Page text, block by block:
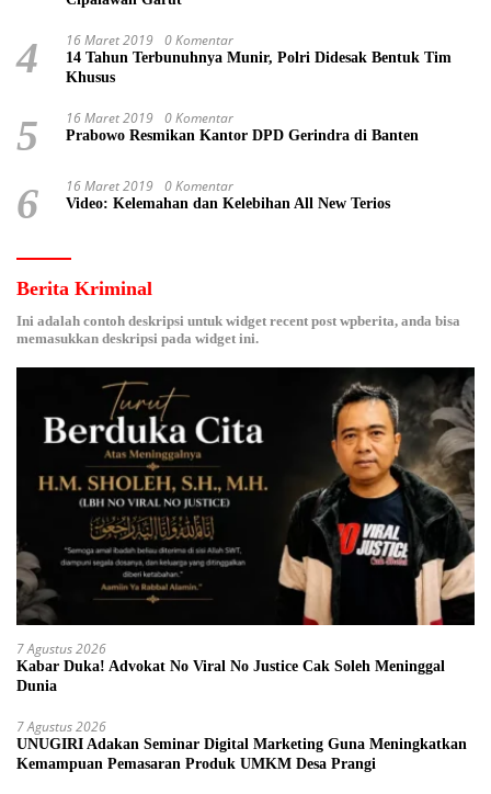
4 16 Maret 2019 0 Komentar
14 Tahun Terbunuhnya Munir, Polri Didesak Bentuk Tim
Khusus
5 16 Maret 2019 0 Komentar
Prabowo Resmikan Kantor DPD Gerindra di Banten
6 16 Maret 2019 0 Komentar
Video: Kelemahan dan Kelebihan All New Terios
Berita Kriminal
Ini adalah contoh deskripsi untuk widget recent post wpberita, anda bisa
memasukkan deskripsi pada widget ini.
7 Agustus 2026
Kabar Duka! Advokat No Viral No Justice Cak Soleh Meninggal
Dunia
7 Agustus 2026
UNUGIRI Adakan Seminar Digital Marketing Guna Meningkatkan
Kemampuan Pemasaran Produk UMKM Desa Prangi